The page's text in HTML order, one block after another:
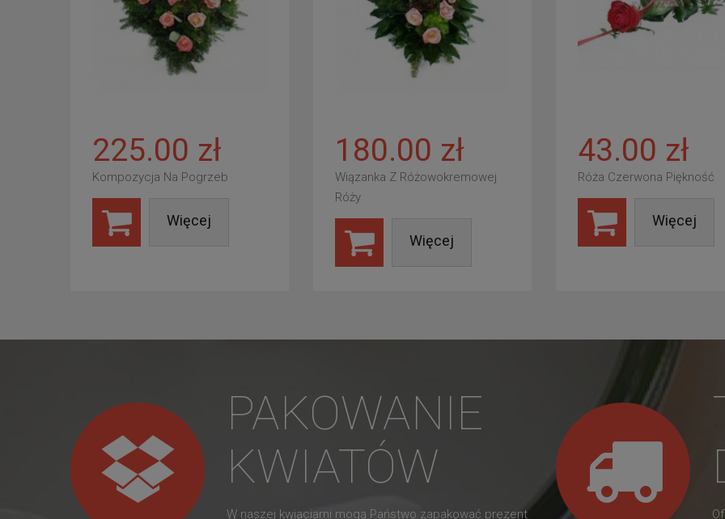
225.00 zł
Kompozycja Na Pogrzeb
Więcej
180.00 zł
Wiązanka Z Różowokremowej
Róży
Więcej
43.00 zł
Róża Czerwona Piękność
Więcej
PAKOWANIE
KWIATÓW
W naszej kwiaciarni mogą Państwo zapakować prezent